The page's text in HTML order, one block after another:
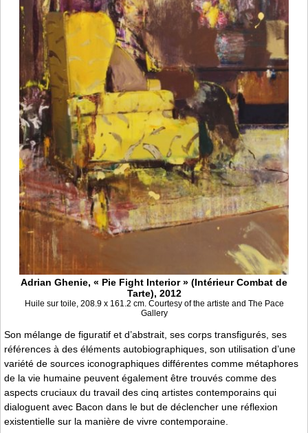
Adrian Ghenie, « Pie Fight Interior » (Intérieur Combat de
Tarte), 2012
Huile sur toile, 208.9 x 161.2 cm. Courtesy of the artiste and The Pace
Gallery
Son mélange de figuratif et d’abstrait, ses corps transfigurés, ses
références à des éléments autobiographiques, son utilisation d’une
variété de sources iconographiques différentes comme métaphores
de la vie humaine peuvent également être trouvés comme des
aspects cruciaux du travail des cinq artistes contemporains qui
dialoguent avec Bacon dans le but de déclencher une réflexion
existentielle sur la manière de vivre contemporaine.